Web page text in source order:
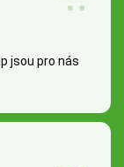
jsou pro nás